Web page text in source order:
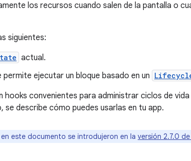
los recursos cuando salen de la pantalla o
siguientes:
actual.
permite ejecutar un bloque basado en un
convenientes para administrar ciclos de
describe cómo puedes usarlas en tu app.
este documento se introdujeron en la versión 2.7.0